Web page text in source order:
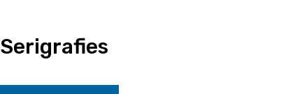
Serigrafies